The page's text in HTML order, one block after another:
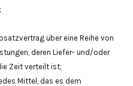
über eine Reihe von
deren Liefer- und/oder
Zeit verteilt ist;
Mittel, das es dem